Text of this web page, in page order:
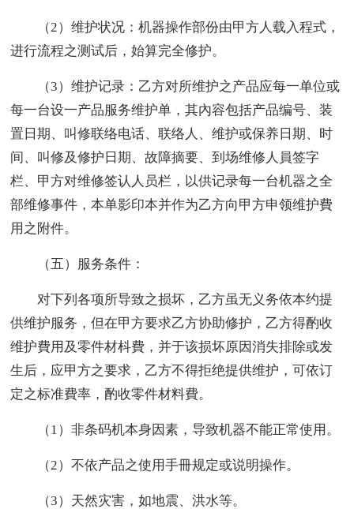
（2）维护状况：机器操作部份由甲方人载入程式，
进行流程之测试后，始算完全修护。
（3）维护记录：乙方对所维护之产品应每一单位或
每一台设一产品服务维护单，其內容包括产品编号、装
置日期、叫修联络电话、联络人、维护或保养日期、时
间、叫修及修护日期、故障摘要、到场维修人員签字
栏、甲方对维修签认人员栏，以供记录每一台机器之全
部维修事件，本单影印本并作为乙方向甲方申领维护費
用之附件。
（五）服务条件：
对下列各项所导致之损坏，乙方虽无义务依本约提
供维护服务，但在甲方要求乙方协助修护，乙方得酌收
维护費用及零件材枓費，并于该损坏原因消失排除或发
生后，应甲方之要求，乙方不得拒绝提供维护，可依订
定之标准費率，酌收零件材料費。
（1）非条码机本身因素，导致机器不能正常使用。
（2）不依产品之使用手冊规定或说明操作。
（3）天然灾害，如地震、洪水等。